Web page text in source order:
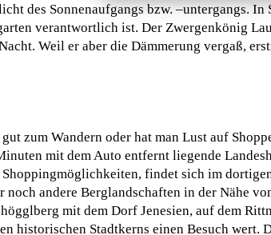
des Sonnenaufgangs bzw. –untergangs.
verantwortlich ist. Der Zwergenkönig
Weil er aber die Dämmerung vergaß,
zum Wandern oder hat man Lust auf
mit dem Auto entfernt liegende
findet sich im
noch andere Berglandschaften in der Nähe
mit dem Dorf Jenesien, auf dem
historischen Stadtkerns einen Besuch